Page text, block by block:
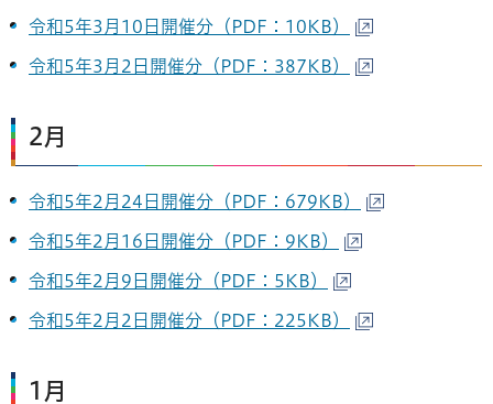
令和5年3月10日開催分（PDF：10KB）
令和5年3月2日開催分（PDF：387KB）
2月
令和5年2月24日開催分（PDF：679KB）
令和5年2月16日開催分（PDF：9KB）
令和5年2月9日開催分（PDF：5KB）
令和5年2月2日開催分（PDF：225KB）
1月